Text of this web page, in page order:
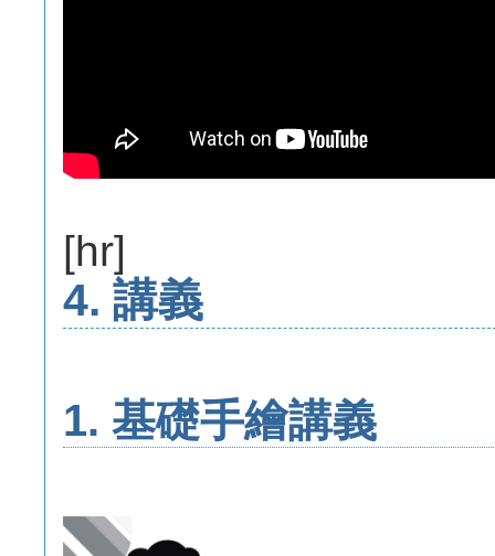
[hr]
4. 講義
1. 基礎手繪講義